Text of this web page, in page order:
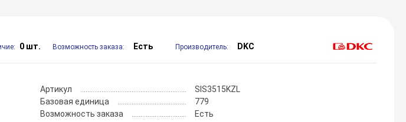
0 шт. Возможность заказа: Есть Производитель: DKC
Артикул
SIS3515KZL
Базовая единица
779
Возможность заказа
Есть